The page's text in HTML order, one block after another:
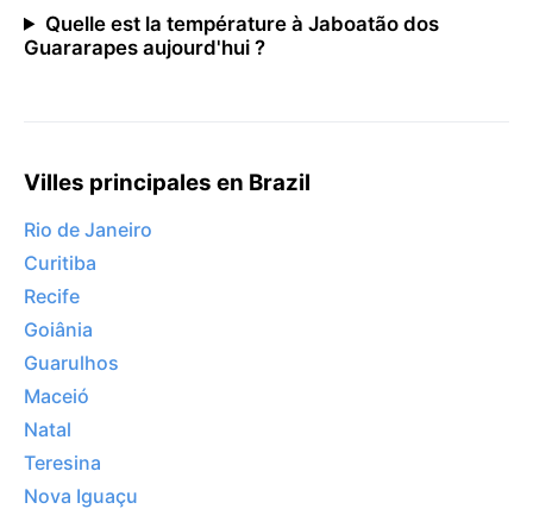
Quelle est la température à Jaboatão dos
Guararapes aujourd'hui ?
Villes principales en Brazil
Rio de Janeiro
Curitiba
Recife
Goiânia
Guarulhos
Maceió
Natal
Teresina
Nova Iguaçu